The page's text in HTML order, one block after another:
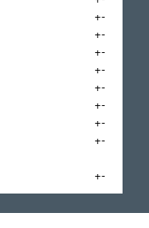
+-
+-
+-
+-
+-
+-
+-
+-
+-